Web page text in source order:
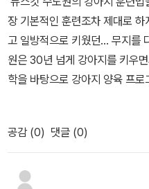
도 차근차근 따라올 수 있도록
세히 묘사했다. ● 당신의 생활 방식에 맞는 개를 고르는 법 ● 개를
입양할 때 가야 할 곳과 가지 말
어디서, 어떻게? ● 칭찬과 훈
지를 키우면서 한번은 부딪힐 수
법 ● 강아지 훈련을 위해 새롭
장 기본적인 훈련조차 제대로
고 일방적으로 키웠던... 무지를 다시 느
원은 30년 넘게 강아지를 키우
학을 바탕으로 강아지 양육 프로그램을 개
훈련법의 정수가 담긴 소중한
련등 강아지를 키우려는 마음의
할 수 있고 현실적으로 적용할
한 지식이 여러모로 부족했던
공감 (0) 댓글 (0)